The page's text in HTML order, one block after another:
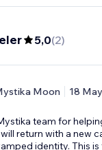
5,0(2)
Moon 18
team for
return with a new
identity. This